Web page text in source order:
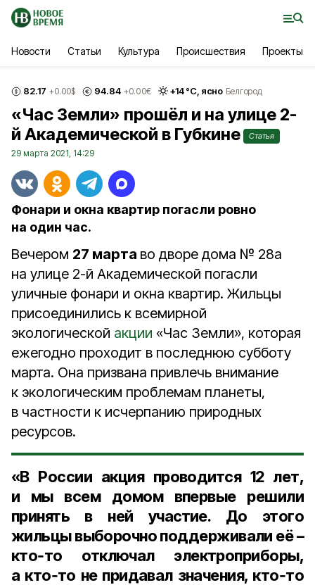
Новости Статьи Культура Происшествия Проекты
82.17 +0.00$ 94.84 +0.00€ +14°С, ясно Белгород
«Час Земли» прошёл и на улице 2-
й Академической в Губкине
Статья
29 марта 2021, 14:29
Фонари и окна квартир погасли ровно
на один час.
Вечером 27 марта во дворе дома № 28а
на улице 2-й Академической погасли
уличные фонари и окна квартир. Жильцы
присоединились к всемирной
экологической акции «Час Земли», которая
ежегодно проходит в последнюю субботу
марта. Она призвана привлечь внимание
к экологическим проблемам планеты,
в частности к исчерпанию природных
ресурсов.
«В России акция проводится 12 лет,
и мы всем домом впервые решили
принять в ней участие. До этого
жильцы выборочно поддерживали её –
кто‑то отключал электроприборы,
а кто‑то не придавал значения, кто‑то